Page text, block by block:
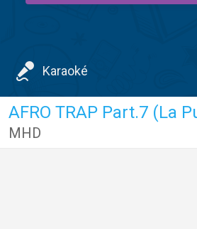
Karaoké
AFRO TRAP Part.7 (La
MHD